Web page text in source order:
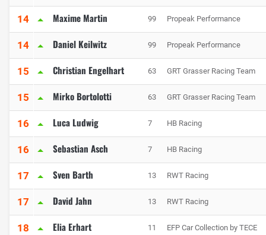
14 Maxime Martin 99 Propeak Performance
14 Daniel Keilwitz 99 Propeak Performance
15 Christian Engelhart 63 GRT Grasser Racing Team
15 Mirko Bortolotti 63 GRT Grasser Racing Team
16 Luca Ludwig 7 HB Racing
16 Sebastian Asch 7 HB Racing
17 Sven Barth 13 RWT Racing
17 David Jahn 13 RWT Racing
18 Elia Erhart 11 EFP Car Collection by TECE